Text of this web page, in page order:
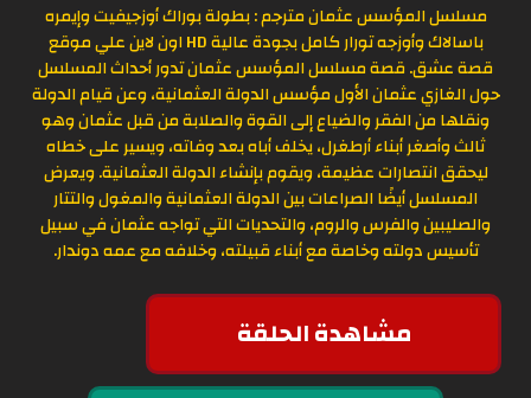
مسلسل المؤسس عثمان مترجم : بطولة بوراك أوزجيفيت وإيمره
باسالاك وأوزجه تورار كامل بجودة عالية HD اون لاين علي موقع
قصة عشق. قصة مسلسل المؤسس عثمان تدور أحداث المسلسل
حول الغازي عثمان الأول مؤسس الدولة العثمانية، وعن قيام الدولة
ونقلها من الفقر والضياع إلى القوة والصلابة من قبل عثمان وهو
ثالث وأصغر أبناء أرطغرل، يخلف أباه بعد وفاته، ويسير على خطاه
ليحقق انتصارات عظيمة، ويقوم بإنشاء الدولة العثمانية. ويعرض
المسلسل أيضًا الصراعات بين الدولة العثمانية والمغول والتتار
والصليبين والفرس والروم، والتحديات التي تواجه عثمان في سبيل
تأسيس دولته وخاصة مع أبناء قبيلته، وخلافه مع عمه دوندار.
مشاهدة الحلقة